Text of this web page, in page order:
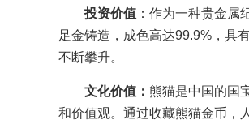
投资价值 ：作为一种贵金属
足金铸造，成色高达99.9%，具
不断攀升。
文化价值： 熊猫是中国的国
和价值观。通过收藏熊猫金币，